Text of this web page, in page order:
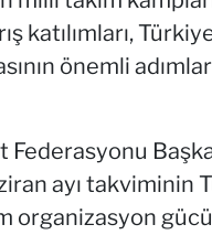
katılımları,
önemli
ayı takviminin
organizasyon